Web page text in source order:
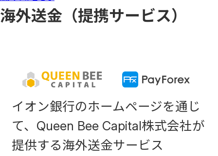
海外送金（提携サービス）
イオン銀行のホームページを通じ
て、Queen Bee Capital株式会社が
提供する海外送金サービス